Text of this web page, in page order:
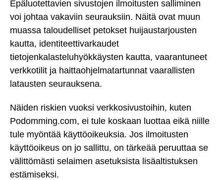
Epäluotettavien sivustojen ilmoitusten salliminen
voi johtaa vakaviin seurauksiin. Näitä ovat muun
muassa taloudelliset petokset huijaustarjousten
kautta, identiteettivarkaudet
tietojenkalasteluhyökkäysten kautta, vaarantuneet
verkkotilit ja haittaohjelmatartunnat vaarallisten
latausten seurauksena.
Näiden riskien vuoksi verkkosivustoihin, kuten
Podomming.com, ei tule koskaan luottaa eikä niille
tule myöntää käyttöoikeuksia. Jos ilmoitusten
käyttöoikeus on jo sallittu, on tärkeää peruuttaa se
välittömästi selaimen asetuksista lisäaltistuksen
estämiseksi.